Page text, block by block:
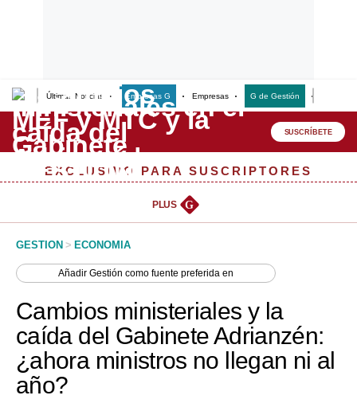
Últimas Noticias Empresas G Empresas G de Gestión
Lo último
Peru Quiosco
Management & Empleo
Perú
Política
Tu Dinero
SUSCRÍBETE
EXCLUSIVO PARA SUSCRIPTORES
PLUS G
GESTION > ECONOMIA
AñadirGestión como fuente preferida en
Cambios ministeriales y la
caída del Gabinete Adrianzén:
¿ahora ministros no llegan ni al
año?